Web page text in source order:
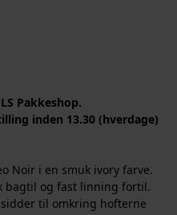
Pakkeshop.
inden 13.30 (hverdage)
Noir i en smuk ivory farve.
bagtil og fast linning fortil.
til omkring hofterne